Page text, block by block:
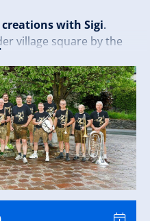
with Sigi.
village square by the